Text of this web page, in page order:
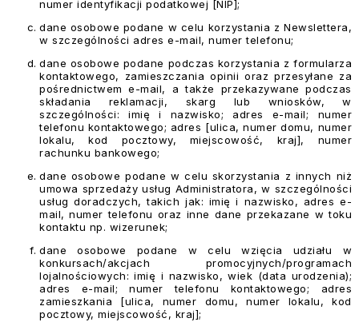
numer identyfikacji podatkowej [NIP];
dane osobowe podane w celu korzystania z Newslettera,
w szczególności adres e-mail, numer telefonu;
dane osobowe podane podczas korzystania z formularza
kontaktowego, zamieszczania opinii oraz przesyłane za
pośrednictwem e-mail, a także przekazywane podczas
składania reklamacji, skarg lub wniosków, w
szczególności: imię i nazwisko; adres e-mail; numer
telefonu kontaktowego; adres [ulica, numer domu, numer
lokalu, kod pocztowy, miejscowość, kraj], numer
rachunku bankowego;
dane osobowe podane w celu skorzystania z innych niż
umowa sprzedaży usług Administratora, w szczególności
usług doradczych, takich jak: imię i nazwisko, adres e-
mail, numer telefonu oraz inne dane przekazane w toku
kontaktu np. wizerunek;
dane osobowe podane w celu wzięcia udziału w
konkursach/akcjach promocyjnych/programach
lojalnościowych: imię i nazwisko, wiek (data urodzenia);
adres e-mail; numer telefonu kontaktowego; adres
zamieszkania [ulica, numer domu, numer lokalu, kod
pocztowy, miejscowość, kraj];